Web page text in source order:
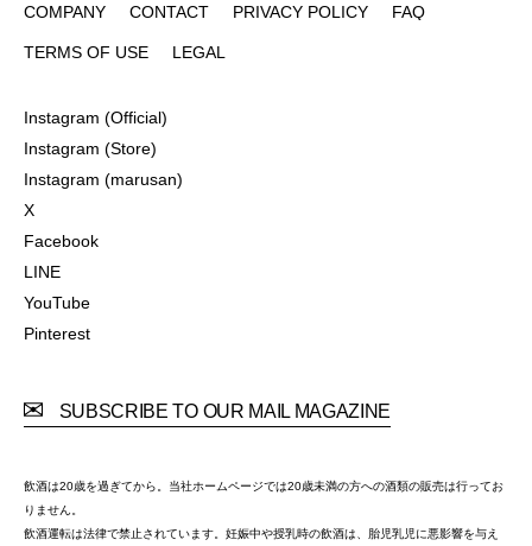
COMPANY
CONTACT
PRIVACY POLICY
FAQ
TERMS OF USE
LEGAL
Instagram (Official)
Instagram (Store)
Instagram (marusan)
X
Facebook
LINE
YouTube
Pinterest
SUBSCRIBE TO OUR MAIL MAGAZINE
飲酒は20歳を過ぎてから。当社ホームページでは20歳未満の方への酒類の販売は行ってお
りません。
飲酒運転は法律で禁止されています。妊娠中や授乳時の飲酒は、胎児乳児に悪影響を与え